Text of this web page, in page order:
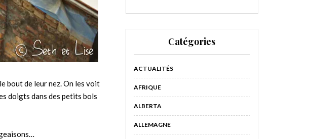
bout de leur nez. On les voit
doigts dans des petits bols
Catégories
ACTUALITÉS
AFRIQUE
ALBERTA
ALLEMAGNE